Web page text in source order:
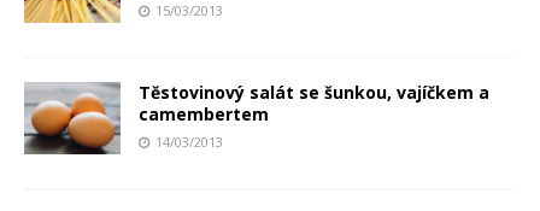
15/03/2013
Těstovinový salát se šunkou, vajíčkem a
camembertem
14/03/2013